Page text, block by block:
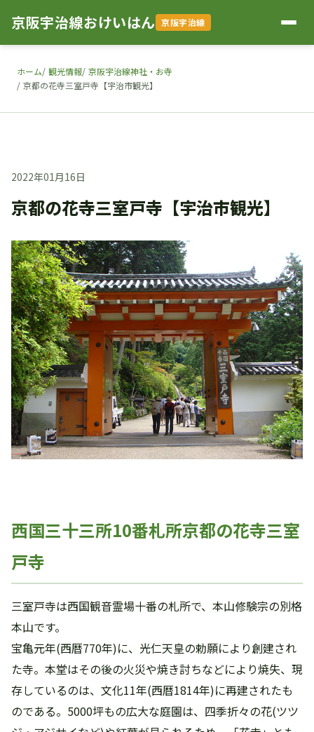
京阪宇治線おけいはん 京阪宇治線
ホーム 観光情報 京阪宇治線神社・お寺
京都の花寺三室戸寺【宇治市観光】
2022年01月16日
京都の花寺三室戸寺【宇治市観光】
西国三十三所10番札所京都の花寺三室
戸寺
三室戸寺は西国観音霊場十番の札所で、本山修験宗の別格
本山です。
宝亀元年(西暦770年)に、光仁天皇の勅願により創建され
た寺。本堂はその後の火災や焼き討ちなどにより焼失、現
存しているのは、文化11年(西暦1814年)に再建されたも
のである。5000坪もの広大な庭園は、四季折々の花(ツツ